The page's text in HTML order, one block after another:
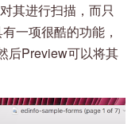
其进行扫描，而只
一项很酷的功能，
后Preview可以将其